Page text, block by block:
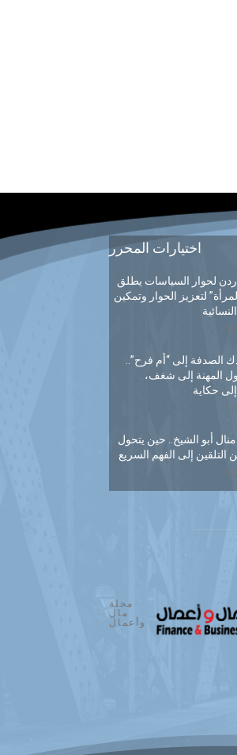
اختيارات المحرر
لحوار السياسات يطلق
لتعزيز الحوار وتمكين
الصدفة إلى “أم فرح”..
المهنة إلى شغف،
حكاية
منال أبو الشيخ.. حين يتحول
التلقين إلى الفهم السريع
مجلة
مال
وأعمال